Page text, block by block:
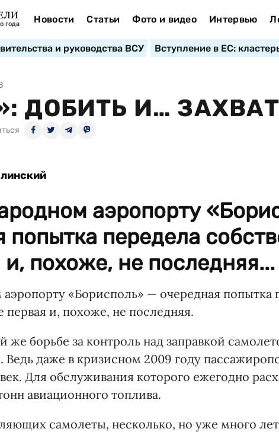
года Новости Статьи Фото и видео Интервью
и руководства ВСУ Вступление в ЕС:
ДОБИТЬ И…
аэропорту
попытка передела
похоже, не последняя...
«Борисполь» — очередная попытка
первая и, похоже, не последняя.
же борьбе за контроль над заправкой
Ведь даже в кризисном 2009 году
Для обслуживания которого ежегодно
авиационного топлива.
самолеты, несколько, но уже много